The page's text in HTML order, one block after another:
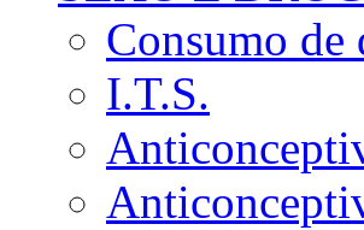
Consumo de
I.T.S.